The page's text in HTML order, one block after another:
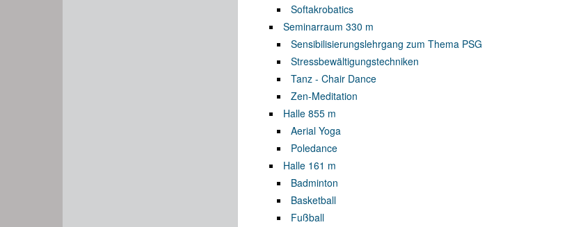
Softakrobatics
Seminarraum 330 m
Sensibilisierungslehrgang zum Thema PSG
Stressbewältigungstechniken
Tanz - Chair Dance
Zen-Meditation
Halle 855 m
Aerial Yoga
Poledance
Halle 161 m
Badminton
Basketball
Fußball